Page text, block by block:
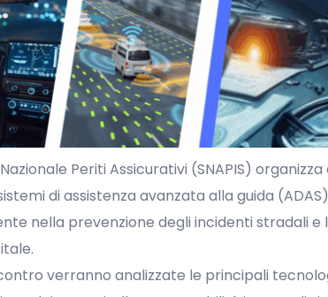
Periti Assicurativi (SNAPIS)
di assistenza avanzata alla guida
nella prevenzione degli incidenti stradali
verranno analizzate le principali